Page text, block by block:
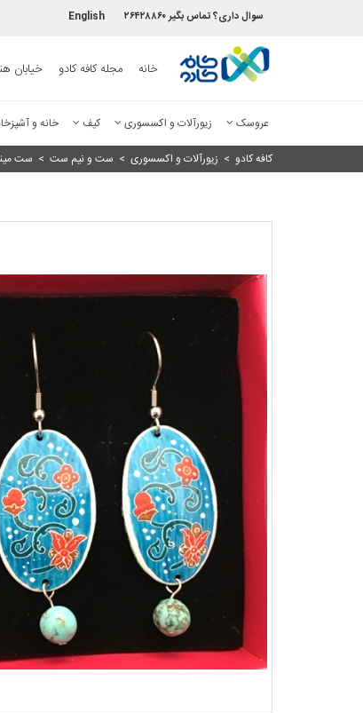
سوال داری؟ تماس بگیر ۲۶۴۲۸۸۶۰ English
خانه مجله کافه کادو خیابان
عروسک زیورآلات و اکسسوری کیف خانه و
کافه کادو > زیورآلات و اکسسوری > ست و نیم ست > ست